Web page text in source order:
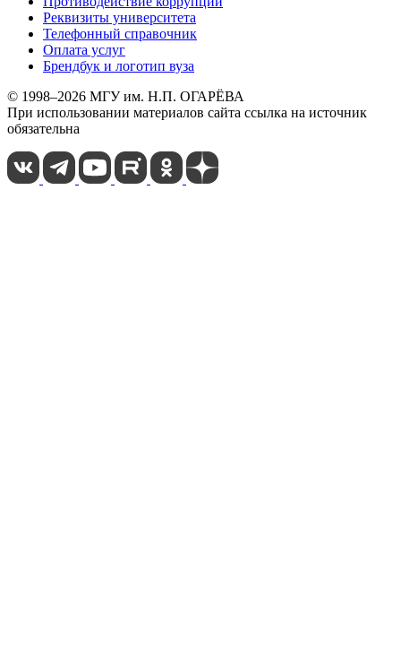
Реквизиты университета
Телефонный справочник
Оплата услуг
Брендбук и логотип вуза
© 1998–2026 МГУ им. Н.П. ОГАРЁВА
При использовании материалов сайта ссылка на источник
обязательна